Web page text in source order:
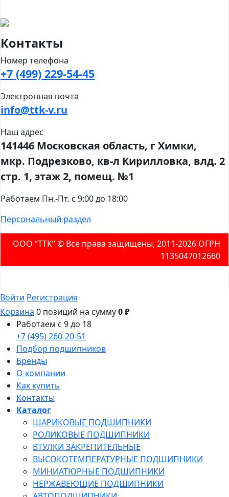
Контакты
Номер телефона
+7 (499) 229-54-45
Электронная почта
info@ttk-v.ru
Наш адрес
141446 Московская область, г Химки,
мкр. Подрезково, кв-л Кирилловка, влд. 2
стр. 1, этаж 2, помещ. №1
Работаем Пн.-Пт. с 9:00 до 18:00
Персональный раздел
ООО “ТТК” ©️ Все права защищены, 2011-2026 ОГРН
1135047012660
Войти Регистрация
Корзина 0 позиций на сумму0 ₽
Работаем с 9 до 18
+7 (495) 260-20-51
Подбор подшипников
Бренды
О компании
Как купить
Контакты
Каталог
ШАРИКОВЫЕ ПОДШИПНИКИ
РОЛИКОВЫЕ ПОДШИПНИКИ
ВТУЛКИ ЗАКРЕПИТЕЛЬНЫЕ
ВЫСОКОТЕМПЕРАТУРНЫЕ ПОДШИПНИКИ
МИНИАТЮРНЫЕ ПОДШИПНИКИ
НЕРЖАВЕЮЩИЕ ПОДШИПНИКИ